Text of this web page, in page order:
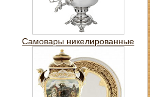
Самовары никелированные